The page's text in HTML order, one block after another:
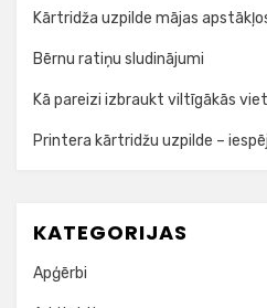
Kārtridža uzpilde mājas
Bērnu ratiņu sludinājumi
Kā pareizi izbraukt viltīgākās
Printera kārtridžu uzpilde –
KATEGORIJAS
Apģērbi